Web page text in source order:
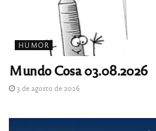
HUMOR
Mundo Cosa 03.08.2026
3 de agosto de 2026